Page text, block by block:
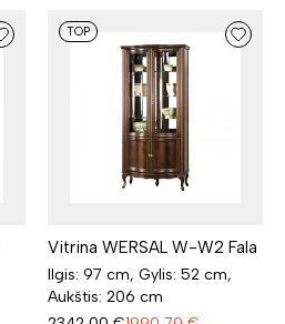
TOP
Vitrina WERSAL W-W2 Fala
Ilgis: 97 cm, Gylis: 52 cm,
Aukštis: 206 cm